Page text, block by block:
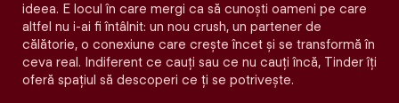
ideea. E locul în care mergi ca să cunoști oameni pe care
altfel nu i-ai fi întâlnit: un nou crush, un partener de
călătorie, o conexiune care crește încet și se transformă în
ceva real. Indiferent ce cauți sau ce nu cauți încă, Tinder îți
oferă spațiul să descoperi ce ți se potrivește.